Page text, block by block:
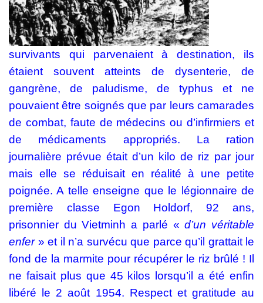
survivants qui parvenaient à destination, ils
étaient souvent atteints de dysenterie, de
gangrène, de paludisme, de typhus et ne
pouvaient être soignés que par leurs camarades
de combat, faute de médecins ou d’infirmiers et
de médicaments appropriés. La ration
journalière prévue était d’un kilo de riz par jour
mais elle se réduisait en réalité à une petite
poignée. A telle enseigne que le légionnaire de
première classe Egon Holdorf, 92 ans,
prisonnier du Vietminh a parlé «d’un véritable
enfer» et il n’a survécu que parce qu’il grattait le
fond de la marmite pour récupérer le riz brûlé ! Il
ne faisait plus que 45 kilos lorsqu’il a été enfin
libéré le 2 août 1954. Respect et gratitude au